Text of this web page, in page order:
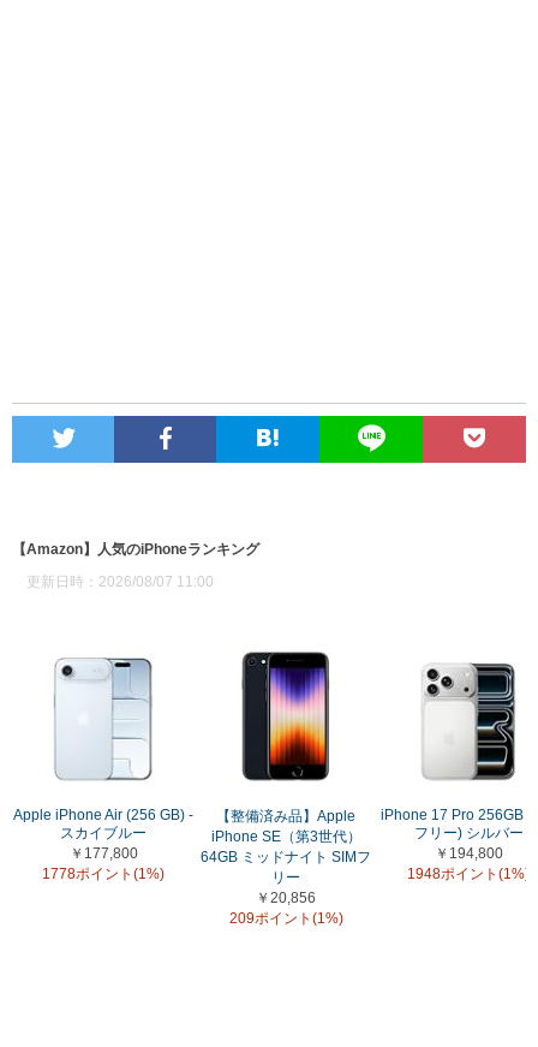
【Amazon】人気のiPhoneランキング
更新日時：2026/08/07 11:00
Apple iPhone Air (256 GB) -
スカイブルー
￥177,800
1778ポイント(1%)
【整備済み品】Apple
iPhone SE（第3世代）
64GB ミッドナイト SIMフ
リー
￥20,856
209ポイント(1%)
iPhone 17 Pro 256GB
フリー) シルバー
￥194,800
1948ポイント(1%)